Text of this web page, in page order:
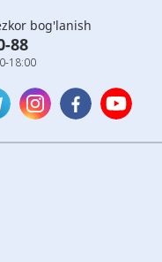
bog'lanish
88
18:00